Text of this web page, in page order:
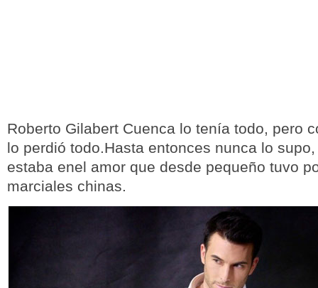
Roberto Gilabert Cuenca lo tenía todo, pero
lo perdió todo.Hasta entonces nunca lo
estaba enel amor que desde pequeño tuvo
marciales chinas.